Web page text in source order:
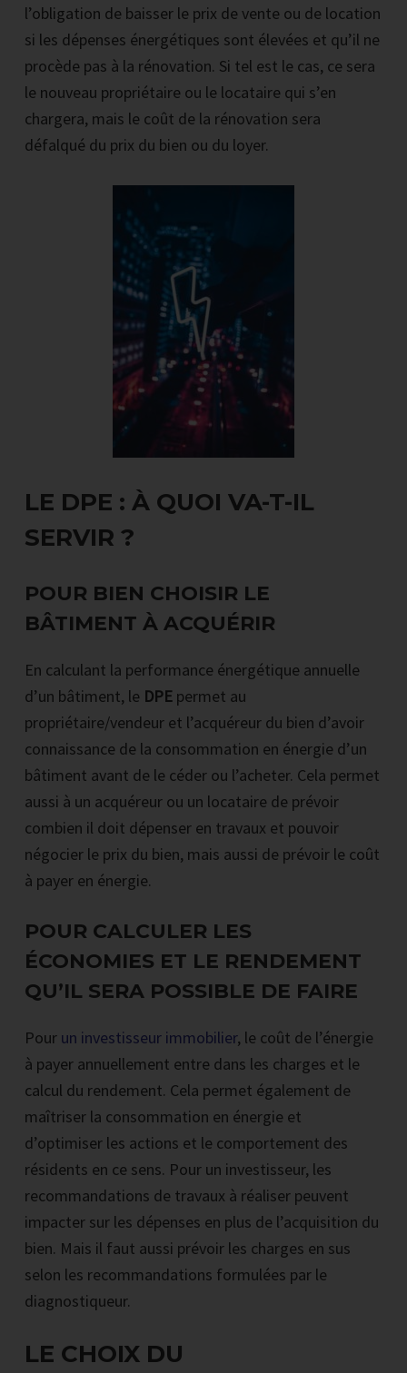
l’obligation de baisser le prix de vente ou de location
si les dépenses énergétiques sont élevées et qu’il ne
procède pas à la rénovation. Si tel est le cas, ce sera
le nouveau propriétaire ou le locataire qui s’en
chargera, mais le coût de la rénovation sera
défalqué du prix du bien ou du loyer.
LE DPE : À QUOI VA-T-IL
SERVIR ?
POUR BIEN CHOISIR LE
BÂTIMENT À ACQUÉRIR
En calculant la performance énergétique annuelle
d’un bâtiment, le DPE permet au
propriétaire/vendeur et l’acquéreur du bien d’avoir
connaissance de la consommation en énergie d’un
bâtiment avant de le céder ou l’acheter. Cela permet
aussi à un acquéreur ou un locataire de prévoir
combien il doit dépenser en travaux et pouvoir
négocier le prix du bien, mais aussi de prévoir le coût
à payer en énergie.
POUR CALCULER LES
ÉCONOMIES ET LE RENDEMENT
QU’IL SERA POSSIBLE DE FAIRE
Pour un investisseur immobilier, le coût de l’énergie
à payer annuellement entre dans les charges et le
calcul du rendement. Cela permet également de
maîtriser la consommation en énergie et
d’optimiser les actions et le comportement des
résidents en ce sens. Pour un investisseur, les
recommandations de travaux à réaliser peuvent
impacter sur les dépenses en plus de l’acquisition du
bien. Mais il faut aussi prévoir les charges en sus
selon les recommandations formulées par le
diagnostiqueur.
LE CHOIX DU